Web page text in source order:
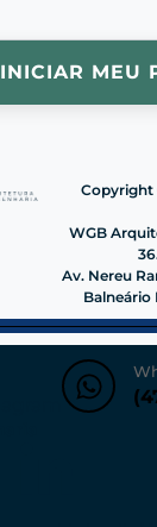
INICIAR MEU
Copyright
WGB
Av. Nereu
Balneário